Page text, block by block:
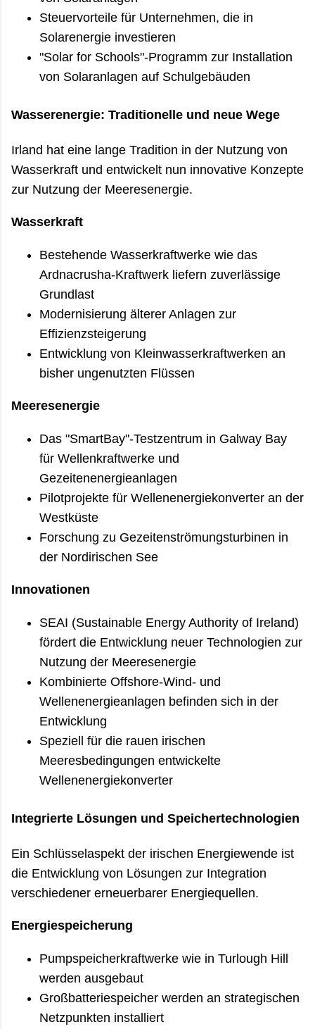
Steuervorteile für Unternehmen, die in
Solarenergie investieren
"Solar for Schools"-Programm zur Installation
von Solaranlagen auf Schulgebäuden
Wasserenergie: Traditionelle und neue Wege
Irland hat eine lange Tradition in der Nutzung von
Wasserkraft und entwickelt nun innovative Konzepte
zur Nutzung der Meeresenergie.
Wasserkraft
Bestehende Wasserkraftwerke wie das
Ardnacrusha-Kraftwerk liefern zuverlässige
Grundlast
Modernisierung älterer Anlagen zur
Effizienzsteigerung
Entwicklung von Kleinwasserkraftwerken an
bisher ungenutzten Flüssen
Meeresenergie
Das "SmartBay"-Testzentrum in Galway Bay
für Wellenkraftwerke und
Gezeitenenergieanlagen
Pilotprojekte für Wellenenergiekonverter an der
Westküste
Forschung zu Gezeitenströmungsturbinen in
der Nordirischen See
Innovationen
SEAI (Sustainable Energy Authority of Ireland)
fördert die Entwicklung neuer Technologien zur
Nutzung der Meeresenergie
Kombinierte Offshore-Wind- und
Wellenenergieanlagen befinden sich in der
Entwicklung
Speziell für die rauen irischen
Meeresbedingungen entwickelte
Wellenenergiekonverter
Integrierte Lösungen und Speichertechnologien
Ein Schlüsselaspekt der irischen Energiewende ist
die Entwicklung von Lösungen zur Integration
verschiedener erneuerbarer Energiequellen.
Energiespeicherung
Pumpspeicherkraftwerke wie in Turlough Hill
werden ausgebaut
Großbatteriespeicher werden an strategischen
Netzpunkten installiert